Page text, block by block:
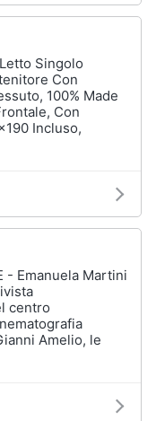
Singolo
Con
100% Made
Con
Incluso,
- Emanuela Martini
centro
Amelio, le